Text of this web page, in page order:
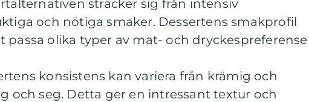
sträcker sig från intensiv
och nötiga smaker. Dessertens smakprofil
passa olika typer av mat- och
konsistens kan variera från krämig och
och seg. Detta ger en intressant textur och